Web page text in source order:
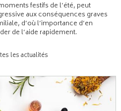
festifs de l’été, peut
aux conséquences graves
d’où l’importance d’en
de l’aide rapidement.
les actualités